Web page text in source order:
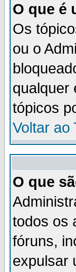
O que é
Os
ou o
qualquer
tópicos
Voltar ao
O que
todos os
fóruns,
expulsar